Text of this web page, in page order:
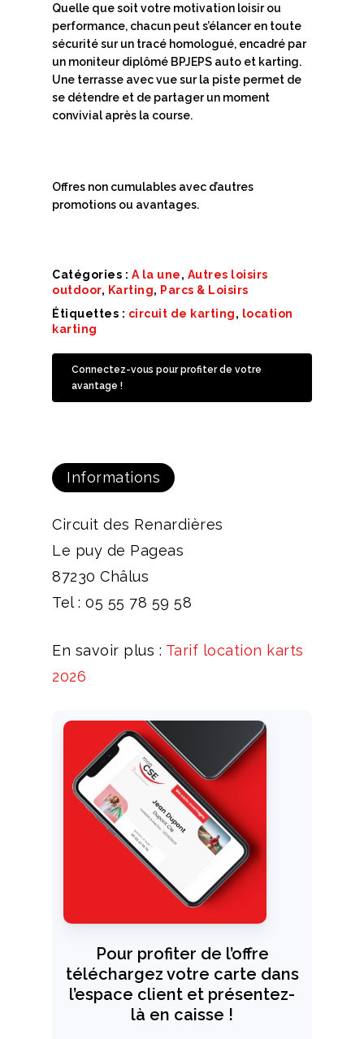
Quelle que soit votre motivation loisir ou
performance, chacun peut s’élancer en toute
sécurité sur un tracé homologué, encadré par
un moniteur diplômé BPJEPS auto et karting.
Une terrasse avec vue sur la piste permet de
se détendre et de partager un moment
convivial après la course.
Offres non cumulables avec d’autres
promotions ou avantages.
Catégories : A la une, Autres loisirs
outdoor, Karting, Parcs & Loisirs
Étiquettes : circuit de karting, location
karting
Connectez-vous pour profiter de votre
avantage !
Informations
Circuit des Renardières
Le puy de Pageas
87230 Châlus
Tel : 05 55 78 59 58
En savoir plus : Tarif location karts
2026
Pour profiter de l’offre
téléchargez votre carte dans
l’espace client et présentez-
là en caisse !